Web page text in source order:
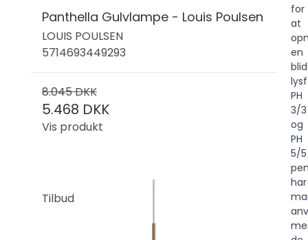
Panthella Gulvlampe - Louis Poulsen
LOUIS POULSEN
5714693449293
8.045 DKK
5.468 DKK
Vis produkt
Tilbud
for
at
en
PH
3/3
og
PH
5/5
har